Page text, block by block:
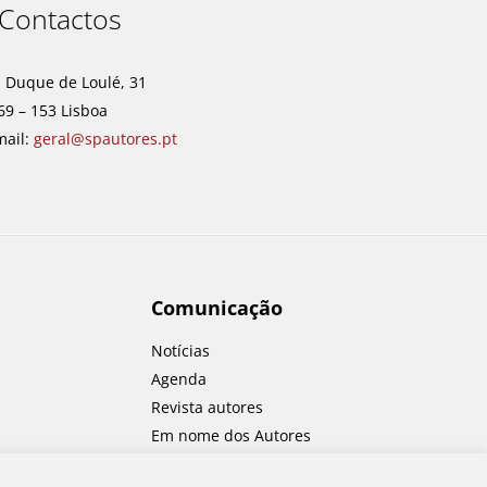
Contactos
Duque de Loulé, 31
– 153 Lisboa
geral@spautores.pt
Comunicação
Notícias
Agenda
Revista autores
Em nome dos Autores